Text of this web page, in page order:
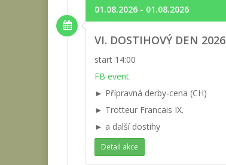
01.08.2026 - 01.08.2026
VI. DOSTIHOVÝ DEN 2026
start 14:00
FB event
► Přípravná derby-cena (CH)
► Trotteur Francais IX.
► a další dostihy
Detail akce